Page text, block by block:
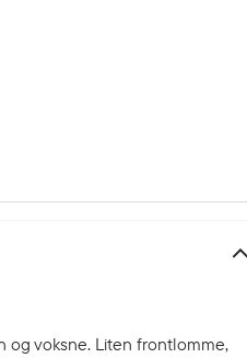
og voksne. Liten frontlomme,